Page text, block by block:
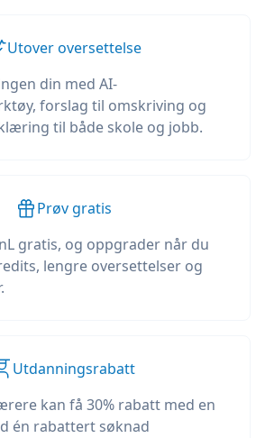
Utover oversettelse
din med AI-
forslag til omskriving og
til både skole og jobb.
Prøv gratis
gratis, og oppgrader når du
lengre oversettelser og
Utdanningsrabatt
kan få 30% rabatt med en
én rabattert søknad